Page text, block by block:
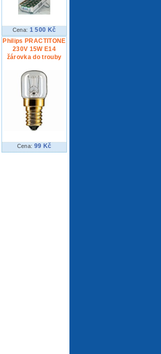
Cena: 1 500 Kč
Philips PRACTITONE
230V 15W E14
žárovka do trouby
Cena: 99 Kč